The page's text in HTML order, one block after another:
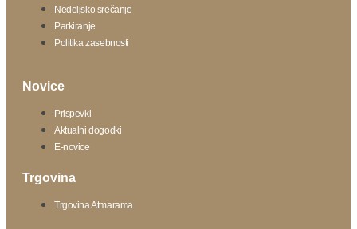
Nedeljsko srečanje
Parkiranje
Politika zasebnosti
Novice
Prispevki
Aktualni dogodki
E-novice
Trgovina
Trgovina Atmarama